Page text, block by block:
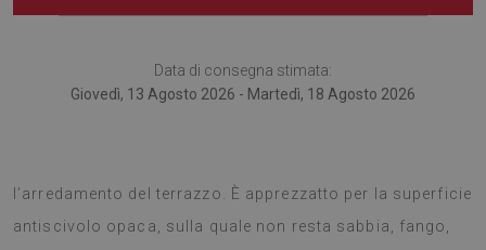
Data di consegna stimata:
Giovedì, 13 Agosto 2026 - Martedì, 18 Agosto 2026
l’arredamento del terrazzo. È apprezzatto per la superficie
antiscivolo opaca, sulla quale non resta sabbia, fango,